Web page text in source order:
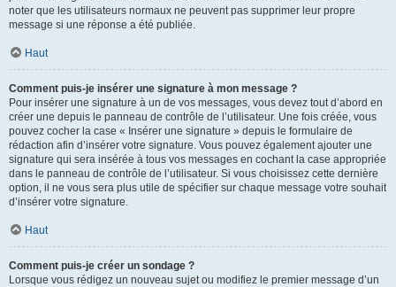
noter que les utilisateurs normaux ne peuvent pas supprimer leur propre
message si une réponse a été publiée.
Haut
Comment puis-je insérer une signature à mon message ?
Pour insérer une signature à un de vos messages, vous devez tout d’abord en
créer une depuis le panneau de contrôle de l’utilisateur. Une fois créée, vous
pouvez cocher la case « Insérer une signature » depuis le formulaire de
rédaction afin d’insérer votre signature. Vous pouvez également ajouter une
signature qui sera insérée à tous vos messages en cochant la case appropriée
dans le panneau de contrôle de l’utilisateur. Si vous choisissez cette dernière
option, il ne vous sera plus utile de spécifier sur chaque message votre souhait
d’insérer votre signature.
Haut
Comment puis-je créer un sondage ?
Lorsque vous rédigez un nouveau sujet ou modifiez le premier message d’un